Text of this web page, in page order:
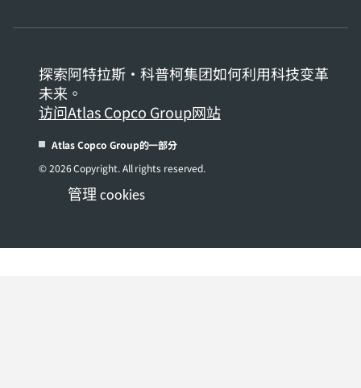
探索阿特拉斯·科普柯集团如何利用科技变革
未来。
访问Atlas Copco Group网站
Atlas Copco Group的一部分
管理 cookies
© 2026 Copyright. All rights reserved.